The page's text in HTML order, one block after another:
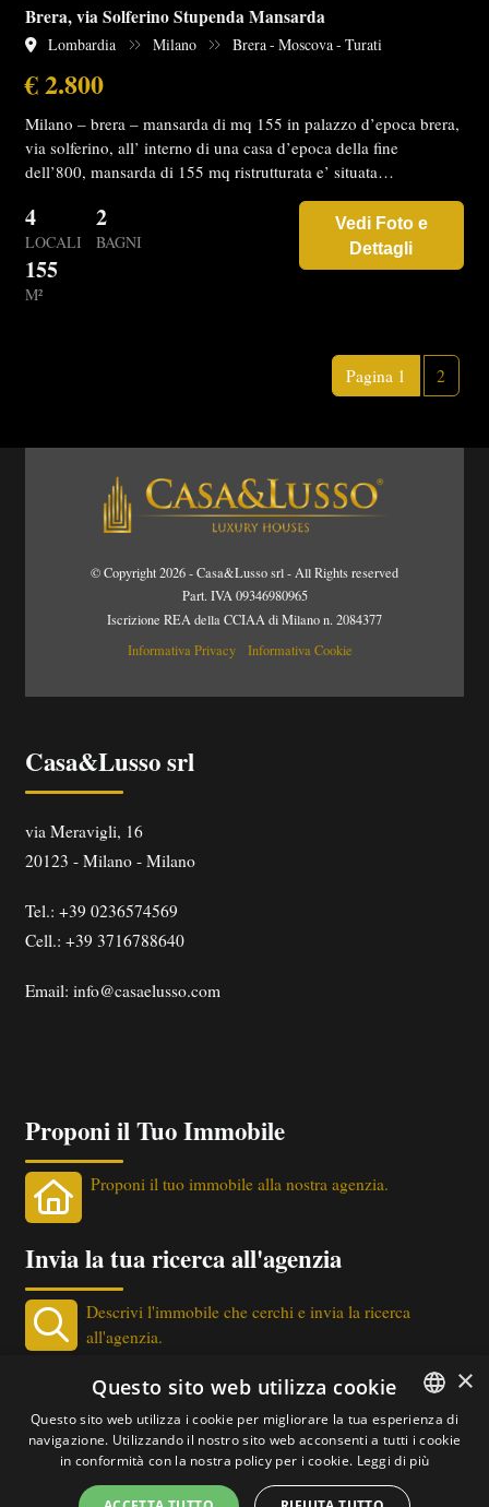
Brera, via Solferino Stupenda Mansarda
Lombardia Milano Brera - Moscova - Turati
€ 2.800
Milano – brera – mansarda di mq 155 in palazzo d’epoca brera,
via solferino, all’ interno di una casa d’epoca della fine
dell’800, mansarda di 155 mq ristrutturata e’ situata…
4
LOCALI
2
BAGNI
155
M²
Vedi Foto e
Dettagli
Pagina 1 2
© Copyright 2026 - Casa&Lusso srl - All Rights reserved
Part. IVA 09346980965
Iscrizione REA della CCIAA di Milano n. 2084377
Informativa Privacy
Informativa Cookie
Casa&Lusso srl
via Meravigli, 16
20123 -Milano -Milano
Tel.:+39 0236574569
Cell.: +39 3716788640
Email:info@casaelusso.com
Proponi il Tuo Immobile
Proponi il tuo immobile alla nostra agenzia.
Invia la tua ricerca all'agenzia
Descrivi l'immobile che cerchi e invia la ricerca
all'agenzia.
Newsletter Immobiliare
Ricevi le nostre proposte immobiliari direttamente nella
tua email!
ITALIAN
×
Questo sito web utilizza cookie
Questo sito web utilizza i cookie per migliorare la tua esperienza di
navigazione. Utilizzando il nostro sito web acconsenti a tutti i cookie
in conformità con la nostra policy per i cookie. Leggi di più